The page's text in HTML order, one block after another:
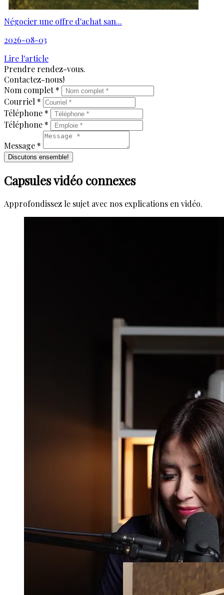
Négocier une offre d'achat san...
2026-08-03
Lire l'article
Prendre rendez-vous.
Contactez-nous!
Nom complet *
Courriel *
Téléphone *
Téléphone *
Message *
Discutons ensemble!
Capsules vidéo connexes
Approfondissez le sujet avec nos explications en vidéo.